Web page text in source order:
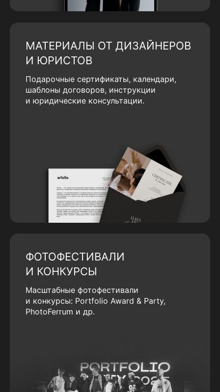
МАТЕРИАЛЫ ОТ ДИЗАЙНЕРОВ
И ЮРИСТОВ
Подарочные сертификаты, календари,
шаблоны договоров, инструкции
и юридические консультации.
ФОТОФЕСТИВАЛИ
И КОНКУРСЫ
Масштабные фотофестивали
и конкурсы: Portfolio Award & Party,
PhotoFerrum и др.